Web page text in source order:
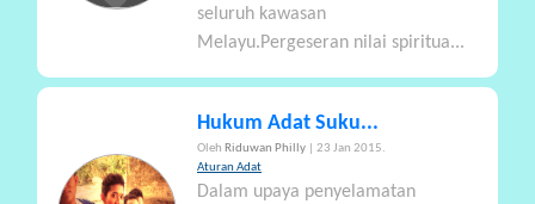
seluruh kawasan
Melayu.Pergeseran nilai spiritua...
Hukum Adat Suku...
Oleh Riduwan Philly
| 23 Jan 2015.
Aturan Adat
Dalam upaya penyelamatan